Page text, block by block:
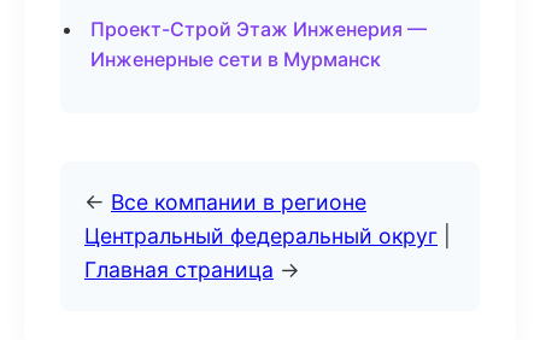
Проект-Строй Этаж Инженерия —
Инженерные сети в Мурманск
← Все компании в регионе
Центральный федеральный округ
Главная страница →